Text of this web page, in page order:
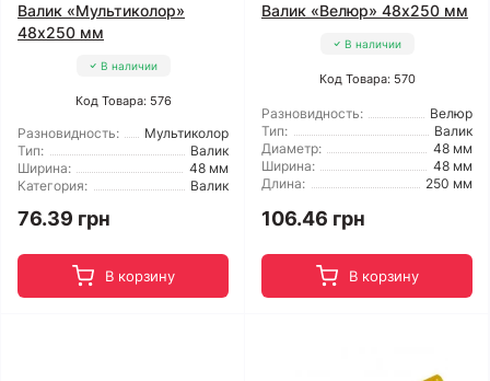
Валик «Мультиколор»
48x250 мм
В наличии
Код Товара: 576
Разновидность:
Мультиколор
Тип:
Валик
Ширина:
48 мм
Категория:
Валик
76.39 грн
В корзину
Валик «Велюр» 48x250 мм
В наличии
Код Товара: 570
Разновидность:
Велюр
Тип:
Валик
Диаметр:
48 мм
Ширина:
48 мм
Длина:
250 мм
106.46 грн
В корзину